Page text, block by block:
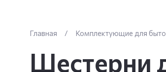
Главная / Комплектующие для
Шестерни